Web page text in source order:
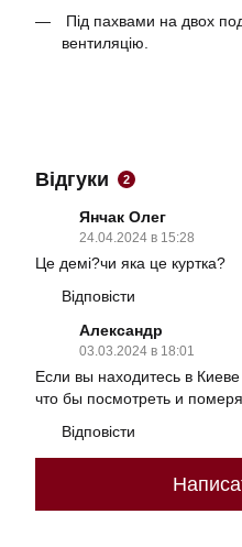
Під пахвами на двох
вентиляцію.
Відгуки 2
Янчак Олег
24.04.2024 в 15:28
Це демі?чи яка це куртка?
Відповісти
Александр
03.03.2024 в 18:01
Если вы находитесь в
что бы посмотреть и
Відповісти